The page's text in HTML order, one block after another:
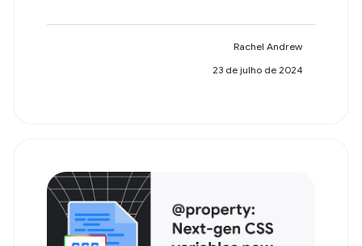
Rachel Andrew
23 de julho de 2024